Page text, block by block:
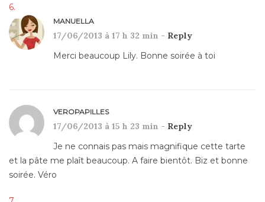
MANUELLA
17/06/2013 à 17 h 32 min - Reply
Merci beaucoup Lily. Bonne soirée à toi
VEROPAPILLES
17/06/2013 à 15 h 23 min - Reply
Je ne connais pas mais magnifique cette tarte
et la pâte me plaît beaucoup. A faire bientôt. Biz et bonne
soirée. Véro